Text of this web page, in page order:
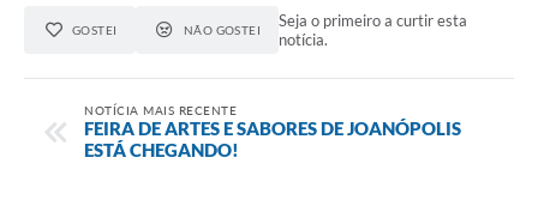
GOSTEI NÃO GOSTEI
Seja o primeiro a curtir esta
notícia.
NOTÍCIA MAIS RECENTE
FEIRA DE ARTES E SABORES DE JOANÓPOLIS
ESTÁ CHEGANDO!